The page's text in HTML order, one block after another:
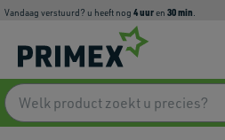
Vandaag verstuurd? u heeft nog 4uuren 30min